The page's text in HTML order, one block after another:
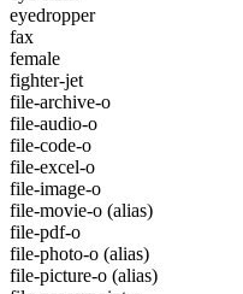
eyedropper
fax
female
fighter-jet
file-archive-o
file-audio-o
file-code-o
file-excel-o
file-image-o
file-movie-o (alias)
file-pdf-o
file-photo-o (alias)
file-picture-o (alias)